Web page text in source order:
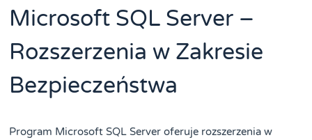
Microsoft SQL Server –
Rozszerzenia w Zakresie
Bezpieczeństwa
Program Microsoft SQL Server oferuje rozszerzenia w